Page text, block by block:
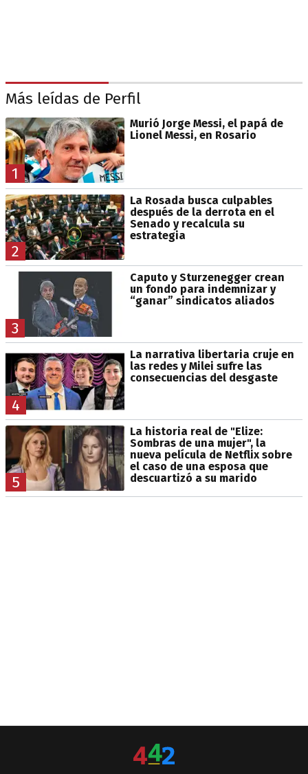
Más leídas de Perfil
1
Murió Jorge Messi, el papá de
Lionel Messi, en Rosario
2
La Rosada busca culpables
después de la derrota en el
Senado y recalcula su
estrategia
3
Caputo y Sturzenegger crean
un fondo para indemnizar y
“ganar” sindicatos aliados
4
La narrativa libertaria cruje en
las redes y Milei sufre las
consecuencias del desgaste
5
La historia real de "Elize:
Sombras de una mujer", la
nueva película de Netflix sobre
el caso de una esposa que
descuartizó a su marido